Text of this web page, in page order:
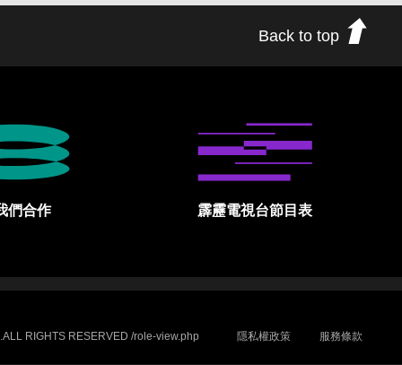
Back to top
們合作 霹靂電視台節目表
RIGHTS RESERVED /role-view.php 隱私權政策 服務條款